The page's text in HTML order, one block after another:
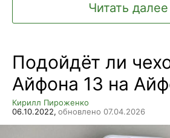
Читать
Подойдёт ли
Айфона 13 на
Кирилл Пироженко
06.10.2022, обновлено 07.04.2026